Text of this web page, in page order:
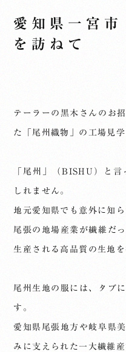
愛知県一宮
を訪ねて
テーラーの黒木さんのお
た「尾州織物」の工場見学
「尾州」（BISHU）と
しれません。
地元愛知県でも意外に知ら
尾張の地場産業が繊維だ
生産される高品質の生地を
尾州生地の服には、タブ
す。
愛知県尾張地方や岐阜県
みに支えられた一大繊維